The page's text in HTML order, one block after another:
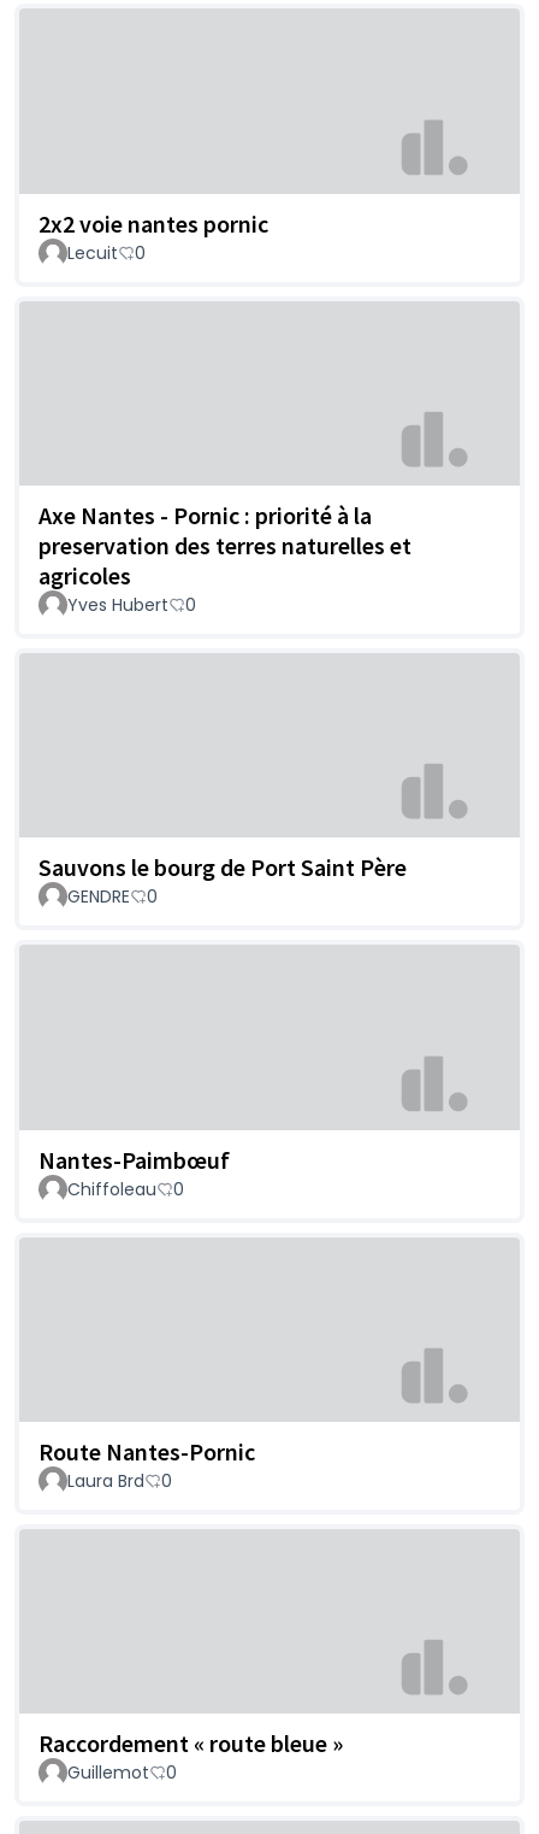
2x2 voie nantes pornic
Lecuit 0
Axe Nantes - Pornic : priorité à la
preservation des terres naturelles et
agricoles
Yves Hubert 0
Sauvons le bourg de Port Saint Père
GENDRE 0
Nantes-Paimbœuf
Chiffoleau 0
Route Nantes-Pornic
Laura Brd 0
Raccordement « route bleue »
Guillemot 0